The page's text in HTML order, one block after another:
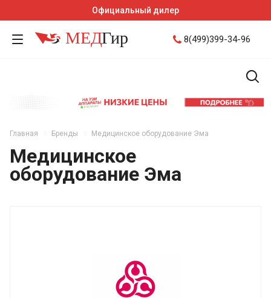
Официальный дилер
8(499)399-34-96
Главная Бренды Медицинское оборудование Эма
Медицинское
оборудование Эма